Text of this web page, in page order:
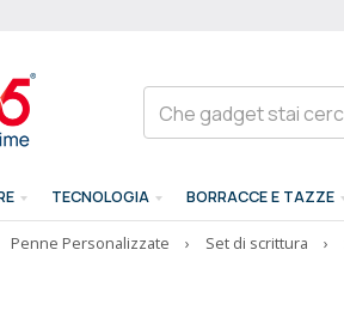
TECNOLOGIA BORRACCE E TAZZE
Penne Personalizzate › Set di scrittura ›